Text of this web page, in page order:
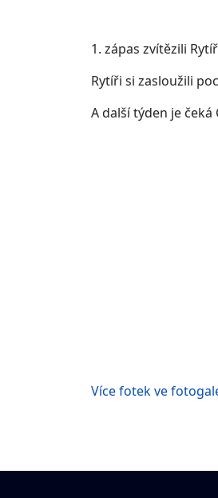
1. zápas zvítězili
Rytíři si zasloužili
A další týden je
Více fotek ve